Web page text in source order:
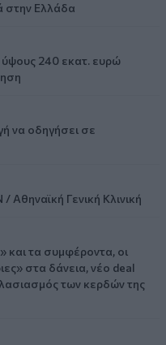
στην Ελλάδα
240 εκατ. ευρώ
να οδηγήσει σε
Αθηναϊκή Γενική Κλινική
και τα συμφέροντα, οι
στα δάνεια, νέο deal
των κερδών της